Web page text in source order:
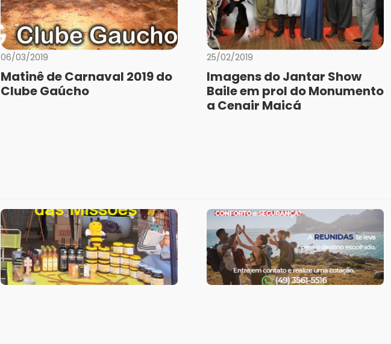
06/03/2019
Matinê de Carnaval 2019 do
Clube Gaúcho
25/02/2019
Imagens do Jantar Show
Baile em prol do Monumento
a Cenair Maicá